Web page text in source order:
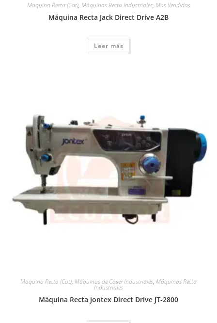
Maquina Recta (Cat), Máquinas Recta Industriales, Mas Vendidas
Máquina Recta Jack Direct Drive A2B
Leer más
Maquina Recta (Cat), Máquinas de Coser Industriales, Máquinas Recta
Industriales
Máquina Recta Jontex Direct Drive JT-2800